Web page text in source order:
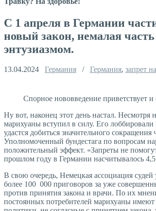
С 1 апреля в Германии
новый закон, немалая
энтузиазмом.
13.04.2024 Германия / Германия, запрет
Спорное нововведение приветствует
Ну вот, наконец этот день настал.
марихуаны вступил в силу. Его
удастся добиться значительного
Уполномоченный бундестага по вопросам
положительный эффект. «Запреты не
прошлом году в Германии насчитывалось
В свою очередь, Немецкая ассоциация
более 100 000 приговоров за уже
против принятия закона и врачи. По их
постоянных потребителей марихуаны имеют